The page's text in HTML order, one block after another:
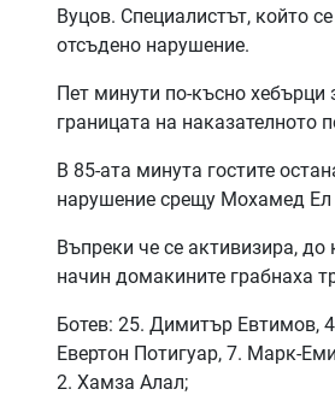
Вуцов. Специалистът, който
отсъдено нарушение.
Пет минути по-късно
границата на наказателното
В 85-ата минута гостите
нарушение срещу Мохамед Ел
Въпреки че се активизира,
начин домакините грабнаха
Ботев: 25. Димитър Евтимов,
Евертон Потигуар, 7. Марк-
2. Хамза Алал;